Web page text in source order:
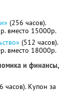
(256 часов).
вместо 15000р.
(512 часов).
вместо 18000р.
и финансы,
часов). Купон за